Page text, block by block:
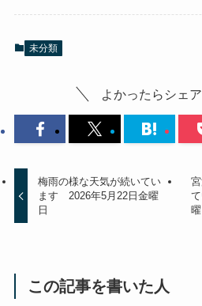
未分類
よかったらシェ
梅雨の様な天気が続いてい
ます 2026年5月22日金曜
日
曜
この記事を書いた人